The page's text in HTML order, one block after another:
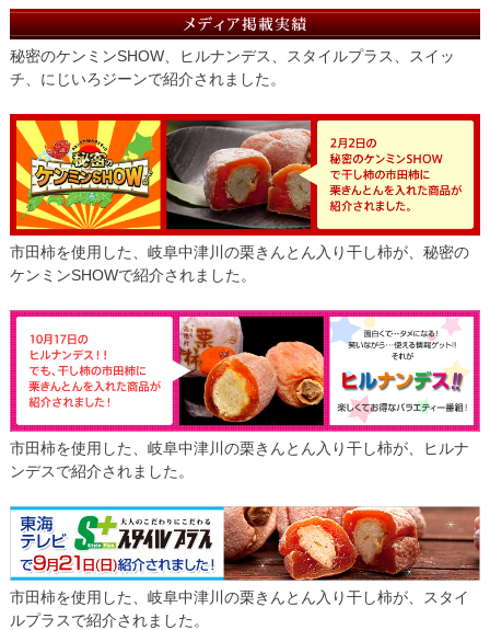
秘密のケンミンSHOW、ヒルナンデス、スタイルプラス、スイッ
チ、にじいろジーンで紹介されました。
市田柿を使用した、岐阜中津川の栗きんとん入り干し柿が、秘密の
ケンミンSHOWで紹介されました。
市田柿を使用した、岐阜中津川の栗きんとん入り干し柿が、ヒルナ
ンデスで紹介されました。
市田柿を使用した、岐阜中津川の栗きんとん入り干し柿が、スタイ
ルプラスで紹介されました。